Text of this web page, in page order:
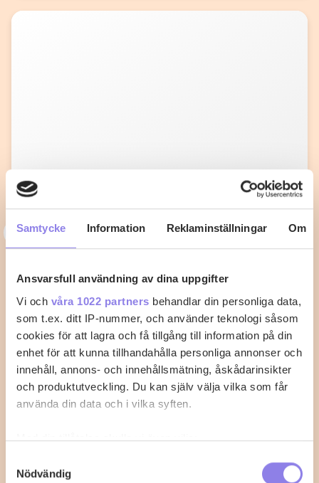
Samtycke Information Reklaminställningar Om
Ansvarsfull användning av dina uppgifter
Vi och våra 1022 partners behandlar din personliga data,
som t.ex. ditt IP-nummer, och använder teknologi såsom
cookies för att lagra och få tillgång till information på din
enhet för att kunna tillhandahålla personliga annonser och
innehåll, annons- och innehållsmätning, åskådarinsikter
och produktutveckling. Du kan själv välja vilka som får
använda din data och i vilka syften.
Med din tillåtelse skulle vi även vilja:
som kan ha en noggrannhet på upp till flera meter
Nödvändig
3 33alva
med perfekt tillagning
När du vill laga kycklingklubba i ugn är det viktigt att
känna till rätt temperatur…
2 0